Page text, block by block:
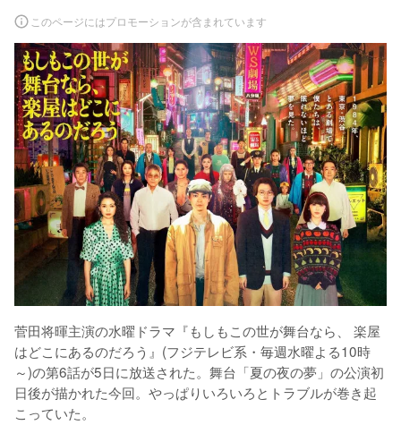
このページにはプロモーションが含まれています
菅田将暉主演の水曜ドラマ『もしもこの世が舞台なら、 楽屋
はどこにあるのだろう』(フジテレビ系・毎週水曜よる10時
～)の第6話が5日に放送された。舞台「夏の夜の夢」の公演初
日後が描かれた今回。やっぱりいろいろとトラブルが巻き起
こっていた。